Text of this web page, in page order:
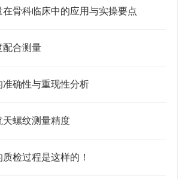
骨科临床中的应用与实操要点
配合测量
确性与重现性分析
螺纹测量精度
检过程是这样的！